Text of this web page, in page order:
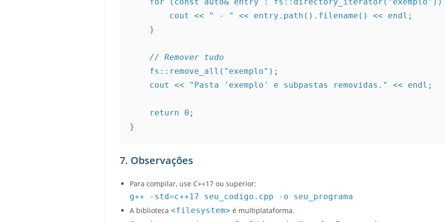
        cout << " - " << entry.path().filename() << endl;
    }
// Remover tudo
    fs::remove_all("exemplo");
    cout << "Pasta 'exemplo' e subpastas removidas." << endl;
    return 0;
}
7. Observações
Para compilar, use C++17 ou superior:
g++ -std=c++17 seu_codigo.cpp -o seu_programa
A biblioteca <filesystem> é multiplataforma.